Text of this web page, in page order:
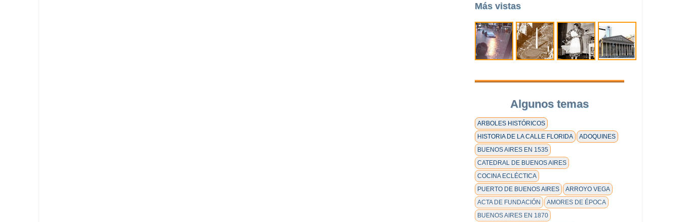
Más vistas
Algunos temas
ARBOLES HISTÓRICOS
HISTORIA DE LA CALLE FLORIDA
ADOQUINES
BUENOS AIRES EN 1535
CATEDRAL DE BUENOS AIRES
COCINA ECLÉCTICA
PUERTO DE BUENOS AIRES
ARROYO VEGA
ACTA DE FUNDACIÓN
AMORES DE ÉPOCA
BUENOS AIRES EN 1870